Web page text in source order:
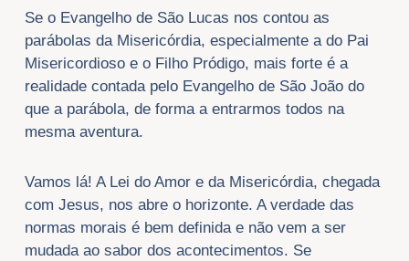
Se o Evangelho de São Lucas nos contou as
parábolas da Misericórdia, especialmente a do Pai
Misericordioso e o Filho Pródigo, mais forte é a
realidade contada pelo Evangelho de São João do
que a parábola, de forma a entrarmos todos na
mesma aventura.
Vamos lá! A Lei do Amor e da Misericórdia, chegada
com Jesus, nos abre o horizonte. A verdade das
normas morais é bem definida e não vem a ser
mudada ao sabor dos acontecimentos. Se